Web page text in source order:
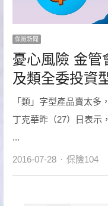
保險新聞
憂心風險 金管
及類全委投資
「類」字型產品賣太
丁克華昨（27）日表示
...
2016-07-28 Author
保險104